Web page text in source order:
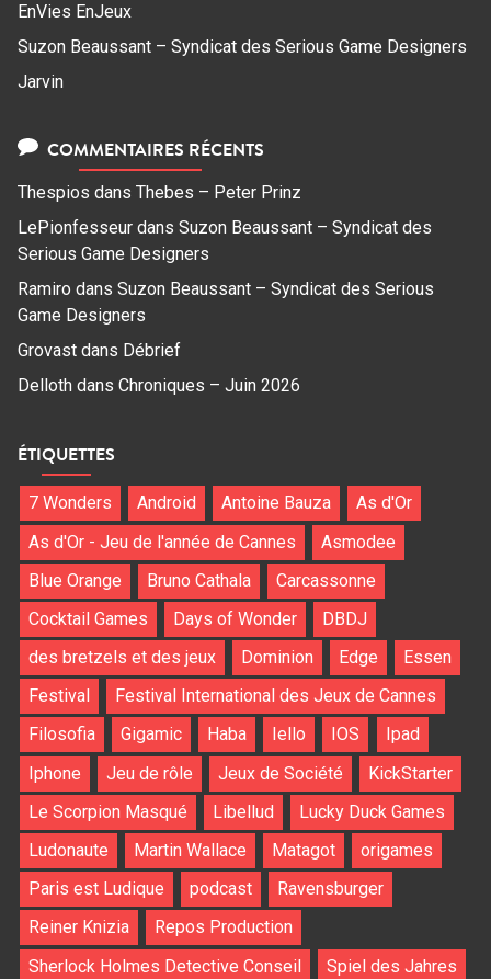
EnVies EnJeux
Suzon Beaussant – Syndicat des Serious Game Designers
Jarvin
COMMENTAIRES RÉCENTS
Thespios dans Thebes – Peter Prinz
LePionfesseur dans Suzon Beaussant – Syndicat des
Serious Game Designers
Ramiro dans Suzon Beaussant – Syndicat des Serious
Game Designers
Grovast dans Débrief
Delloth dans Chroniques – Juin 2026
ÉTIQUETTES
7 Wonders Android Antoine Bauza
As d'Or
As d'Or - Jeu de l'année de Cannes
Asmodee
Blue Orange
Bruno Cathala
Carcassonne
Cocktail Games
Days of Wonder
DBDJ
des bretzels et des jeux
Dominion Edge
Essen
Festival
Festival International des Jeux de Cannes
Filosofia
Gigamic Haba Iello IOS
Ipad
Iphone
Jeu de rôle Jeux de Société
KickStarter
Le Scorpion Masqué
Libellud
Lucky Duck Games
Ludonaute
Martin Wallace Matagot
origames
Paris est Ludique
podcast
Ravensburger
Reiner Knizia
Repos Production
Sherlock Holmes Detective Conseil
Spiel des Jahres